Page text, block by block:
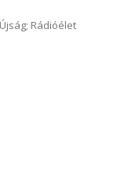
Rádióélet